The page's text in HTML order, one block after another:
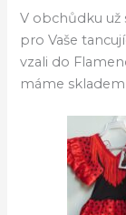
V obchůdku už
pro Vaše
vzali do
máme